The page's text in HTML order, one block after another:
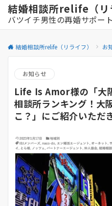
結婚相談所relife（リ
バツイチ男性の再婚サポート
結婚相談所relife（リライフ） お
お知らせ
Life Is Amor様の「大
相談所ランキング！大
こ？」にご紹介いただ